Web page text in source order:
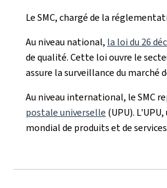
Le SMC, chargé de la
Au niveau national, la loi du 26
de qualité. Cette loi ouvre le
assure la surveillance du marché
Au niveau international, le SMC
postale universelle (UPU).
mondial de produits et de